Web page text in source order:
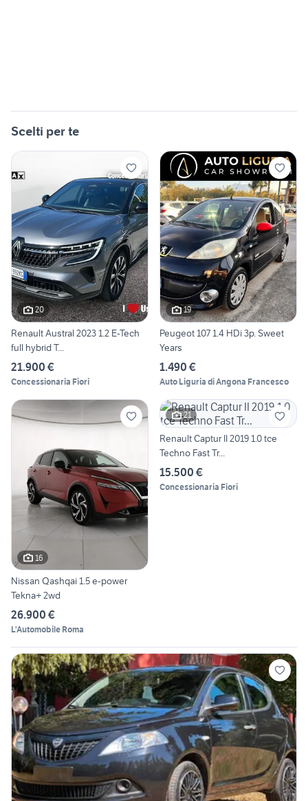
Scelti per te
20
Renault Austral 2023 1.2 E-Tech
full hybrid T...
21.900 €
Concessionaria Fiori
19
Peugeot 107 1.4 HDi 3p. Sweet
Years
1.490 €
Auto Liguria di Angona Francesco
16
Nissan Qashqai 1.5 e-power
Tekna+ 2wd
26.900 €
L'Automobile Roma
21
Renault Captur II 2019 1.0 tce
Techno Fast Tr...
15.500 €
Concessionaria Fiori